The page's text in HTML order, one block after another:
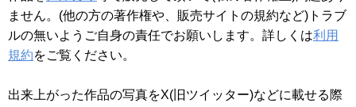
ません。(他の方の著作権や、販売サイトの規約など)トラブ
ルの無いようご自身の責任でお願いします。詳しくは利用
規約をご覧ください。
出来上がった作品の写真をX(旧ツイッター)などに載せる際